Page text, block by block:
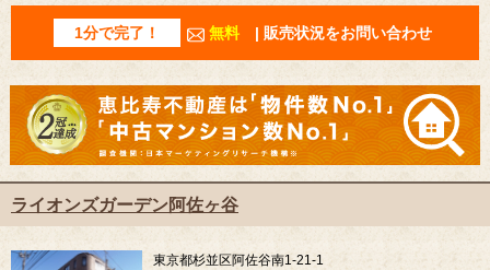
1分で完了！ 無料 | 販売状況をお問い合わせ
ライオンズガーデン阿佐ヶ谷
東京都杉並区阿佐谷南1-21-1